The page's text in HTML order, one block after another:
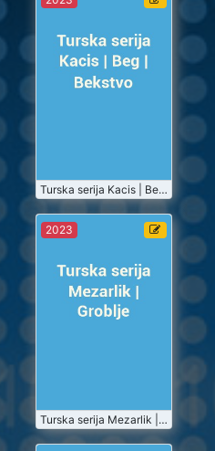
Turska serija Kacis | Beg | Bekstvo
Bekstvo
2023-07
2023-07-01
2023
Turska serija Mezarlik | Groblje
Turska serija
Groblje
2023-07
2023-07-01